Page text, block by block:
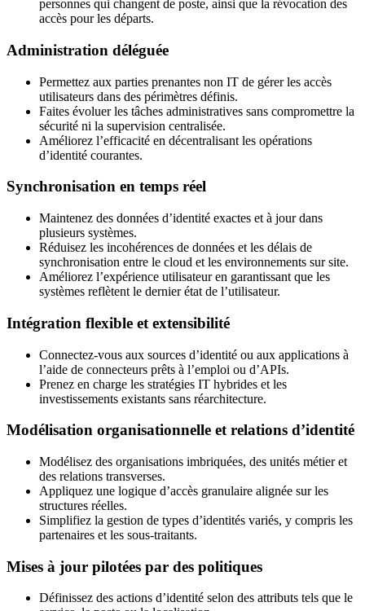
personnes qui changent de poste, ainsi que la révocation des
accès pour les départs.
Administration déléguée
Permettez aux parties prenantes non IT de gérer les accès
utilisateurs dans des périmètres définis.
Faites évoluer les tâches administratives sans compromettre la
sécurité ni la supervision centralisée.
Améliorez l’efficacité en décentralisant les opérations
d’identité courantes.
Synchronisation en temps réel
Maintenez des données d’identité exactes et à jour dans
plusieurs systèmes.
Réduisez les incohérences de données et les délais de
synchronisation entre le cloud et les environnements sur site.
Améliorez l’expérience utilisateur en garantissant que les
systèmes reflètent le dernier état de l’utilisateur.
Intégration flexible et extensibilité
Connectez-vous aux sources d’identité ou aux applications à
l’aide de connecteurs prêts à l’emploi ou d’APIs.
Prenez en charge les stratégies IT hybrides et les
investissements existants sans réarchitecture.
Modélisation organisationnelle et relations d’identité
Modélisez des organisations imbriquées, des unités métier et
des relations transverses.
Appliquez une logique d’accès granulaire alignée sur les
structures réelles.
Simplifiez la gestion de types d’identités variés, y compris les
partenaires et les sous-traitants.
Mises à jour pilotées par des politiques
Définissez des actions d’identité selon des attributs tels que le